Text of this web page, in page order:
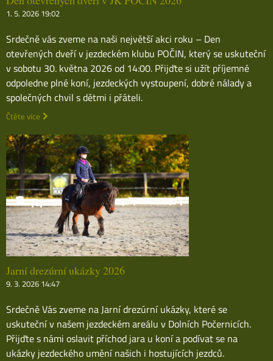
1. 5. 2026 19:02
Srdečně vás zveme na naši největší akci roku – Den
otevřených dveří v jezdeckém klubu POČIN, který se uskuteční
v sobotu 30. května 2026 od 14:00. Přijďte si užít příjemné
odpoledne plné koní, jezdeckých vystoupení, dobré nálady a
společných chvil s dětmi i přáteli.
Čtěte více
Jarní drezúrní ukázky 2026
9. 3. 2026 14:47
Srdečně Vás zveme na Jarní drezúrní ukázky, které se
uskuteční v našem jezdeckém areálu v Dolních Počernicích.
Přijďte s námi oslavit příchod jara u koní a podívat se na
ukázky jezdeckého umění našich i hostujících jezdců.